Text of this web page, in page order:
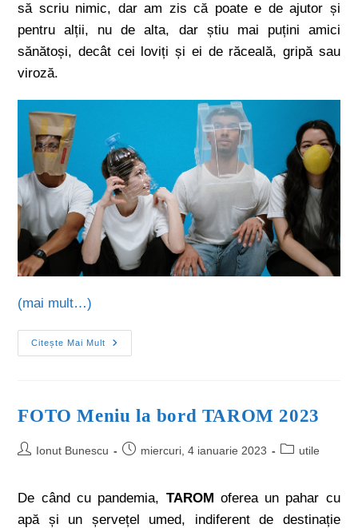
să scriu nimic, dar am zis că poate e de ajutor și
pentru alții, nu de alta, dar știu mai puțini amici
sănătoși, decât cei loviți și ei de răceală, gripă sau
viroză.
(mai mult…)
Citește Mai Mult
FOTO Meniu la bord TAROM 2023
Ionut Bunescu miercuri, 4 ianuarie 2023 utile
De când cu pandemia, TAROM oferea un pahar cu
apă și un șervețel umed, indiferent de destinație